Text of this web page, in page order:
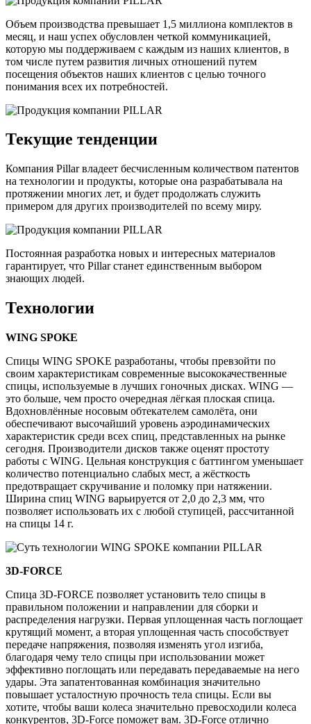
Объем производства превышает 1,5 миллиона комплектов в
месяц, и наш успех обусловлен четкой коммуникацией,
которую мы поддерживаем с каждым из наших клиентов, в
том числе путем развития личных отношений путем
посещения объектов наших клиентов с целью точного
понимания всех их потребностей.
Текущие тенденции
Компания Pillar владеет бесчисленным количеством патентов
на технологии и продукты, которые она разрабатывала на
протяжении многих лет, и будет продолжать служить
примером для других производителей по всему миру.
Постоянная разработка новых и интересных материалов
гарантирует, что Pillar станет единственным выбором
знающих людей.
Технологии
WING SPOKE
Спицы WING SPOKE разработаны, чтобы превзойти по
своим характеристикам современные высококачественные
спицы, используемые в лучших гоночных дисках. WING —
это больше, чем просто очередная лёгкая плоская спица.
Вдохновлённые носовым обтекателем самолёта, они
обеспечивают высочайший уровень аэродинамических
характеристик среди всех спиц, представленных на рынке
сегодня. Производители дисков также оценят простоту
работы с WING. Цельная конструкция с баттингом уменьшает
количество потенциально слабых мест, а жёсткость
предотвращает скручивание и поломку при натяжении.
Ширина спиц WING варьируется от 2,0 до 2,3 мм, что
позволяет использовать их с любой ступицей, рассчитанной
на спицы 14 г.
3D-FORCE
Спица 3D-FORCE позволяет установить тело спицы в
правильном положении и направлении для сборки и
распределения нагрузки. Первая уплощенная часть поглощает
крутящий момент, а вторая уплощенная часть способствует
передаче напряжения, позволяя изменять угол изгиба,
благодаря чему тело спицы при использовании может
эффективно поглощать или передавать передаваемые на него
удары. Эта запатентованная комбинация значительно
повышает усталостную прочность тела спицы. Если вы
хотите, чтобы ваши колеса значительно превосходили колеса
конкурентов, 3D-Force поможет вам. 3D-Force отлично